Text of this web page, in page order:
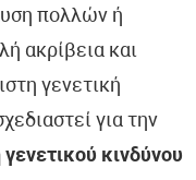
πολλών ή
ακρίβεια και
γενετική
για την
κινδύνου